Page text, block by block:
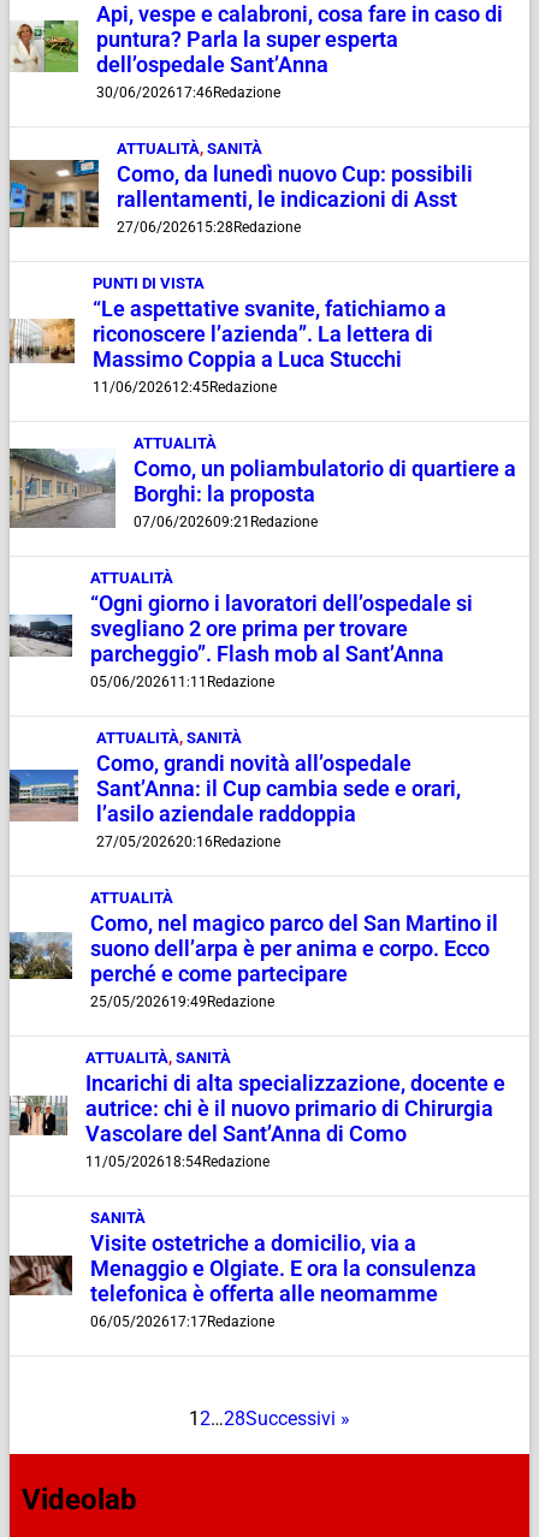
Api, vespe e calabroni, cosa fare in caso di
puntura? Parla la super esperta
dell’ospedale Sant’Anna
30/06/202617:46Redazione
ATTUALITÀ,SANITÀ
Como, da lunedì nuovo Cup: possibili
rallentamenti, le indicazioni di Asst
27/06/202615:28Redazione
PUNTI DI VISTA
“Le aspettative svanite, fatichiamo a
riconoscere l’azienda”. La lettera di
Massimo Coppia a Luca Stucchi
11/06/202612:45Redazione
ATTUALITÀ
Como, un poliambulatorio di quartiere a
Borghi: la proposta
07/06/202609:21 Redazione
ATTUALITÀ
“Ogni giorno i lavoratori dell’ospedale si
svegliano 2 ore prima per trovare
parcheggio”. Flash mob al Sant’Anna
05/06/202611:11 Redazione
ATTUALITÀ,SANITÀ
Como, grandi novità all’ospedale
Sant’Anna: il Cup cambia sede e orari,
l’asilo aziendale raddoppia
27/05/202620:16Redazione
ATTUALITÀ
Como, nel magico parco del San Martino il
suono dell’arpa è per anima e corpo. Ecco
perché e come partecipare
25/05/202619:49Redazione
ATTUALITÀ,SANITÀ
Incarichi di alta specializzazione, docente e
autrice: chi è il nuovo primario di Chirurgia
Vascolare del Sant’Anna di Como
11/05/202618:54Redazione
SANITÀ
Visite ostetriche a domicilio, via a
Menaggio e Olgiate. E ora la consulenza
telefonica è offerta alle neomamme
06/05/202617:17Redazione
12…28Successivi »
Videolab